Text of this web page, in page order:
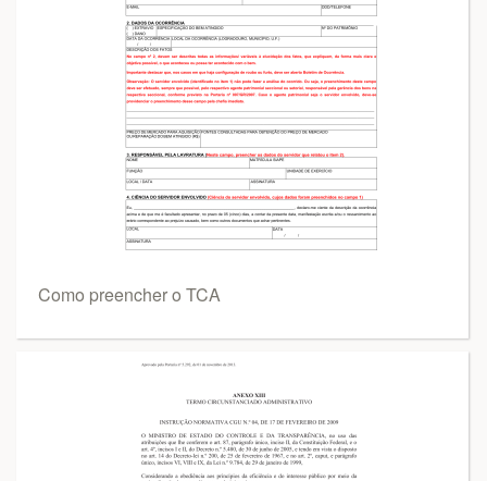
Como preencher o TCA